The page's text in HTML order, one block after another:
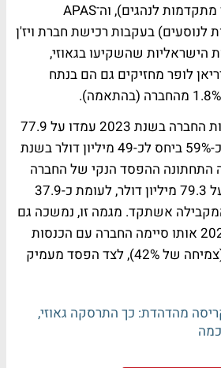
ה־ADAS (מערכות עזר מתקדמות לנהגים), וה־APAS
לנוסעים) בעקבות רכישת חברת ויז'ן
הישראליות שהשקיעו בגאוזי,
לופר מחזיקים גם הם בנתח
על פי התשקיף, הכנסות החברה בשנת 2023 עמדו על 77.9
מיליון דולר, עליה של כ-59% ביחס לכ-49 מיליון דולר בשנת
התחתונה ההפסד הנקי של החברה
המשי להעמיק ועמד על 79.3 מיליון דולר, לעומת כ-37.9
אשתקד. מגמה זו, נמשכה גם
ברבעון הראשון של 2024 אותו סיימה החברה עם הכנסות
של 24.7 מיליון דולר (צמיחה של 42%), לצד הפסד מעמיק
מהדהדת: כך התרסקה גאוזי,